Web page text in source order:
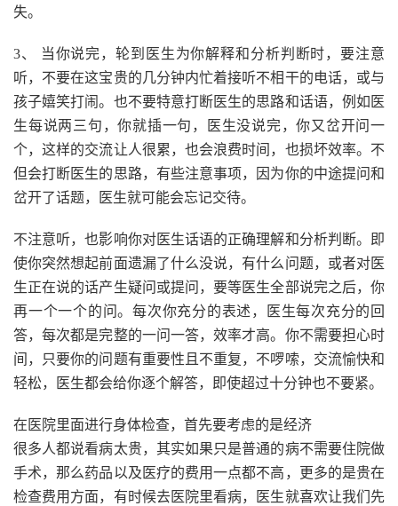
失。
3、 当你说完，轮到医生为你解释和分析判断时，要注意
听，不要在这宝贵的几分钟内忙着接听不相干的电话，或与
孩子嬉笑打闹。也不要特意打断医生的思路和话语，例如医
生每说两三句，你就插一句，医生没说完，你又岔开问一
个，这样的交流让人很累，也会浪费时间，也损坏效率。不
但会打断医生的思路，有些注意事项，因为你的中途提问和
岔开了话题，医生就可能会忘记交待。
不注意听，也影响你对医生话语的正确理解和分析判断。即
使你突然想起前面遗漏了什么没说，有什么问题，或者对医
生正在说的话产生疑问或提问，要等医生全部说完之后，你
再一个一个的问。每次你充分的表述，医生每次充分的回
答，每次都是完整的一问一答，效率才高。你不需要担心时
间，只要你的问题有重要性且不重复，不啰嗦，交流愉快和
轻松，医生都会给你逐个解答，即使超过十分钟也不要紧。
在医院里面进行身体检查，首先要考虑的是经济
很多人都说看病太贵，其实如果只是普通的病不需要住院做
手术，那么药品以及医疗的费用一点都不高，更多的是贵在
检查费用方面，有时候去医院里看病，医生就喜欢让我们先